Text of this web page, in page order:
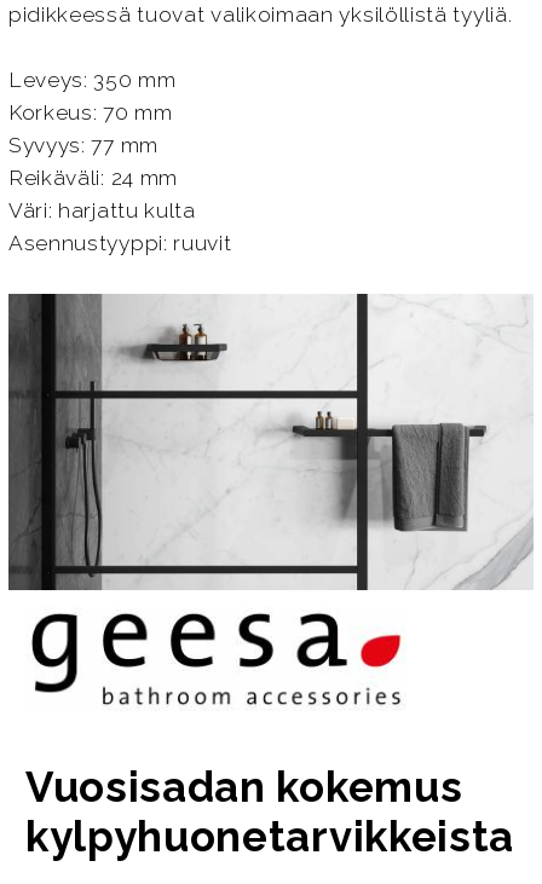
pidikkeessä tuovat valikoimaan yksilöllistä tyyliä.
Leveys: 350 mm
Korkeus: 70 mm
Syvyys: 77 mm
Reikäväli: 24 mm
Väri: harjattu kulta
Asennustyyppi: ruuvit
Vuosisadan kokemus
kylpyhuonetarvikkeista